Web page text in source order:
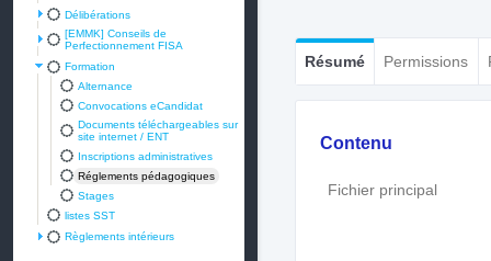
Délibérations
[EMMK] Conseils de
Perfectionnement FISA
Formation
Alternance
Convocations eCandidat
Documents téléchargeables sur
site internet / ENT
Inscriptions administratives
Réglements pédagogiques
Stages
listes SST
Règlements intérieurs
Résumé Permissions
Contenu
Fichier principal